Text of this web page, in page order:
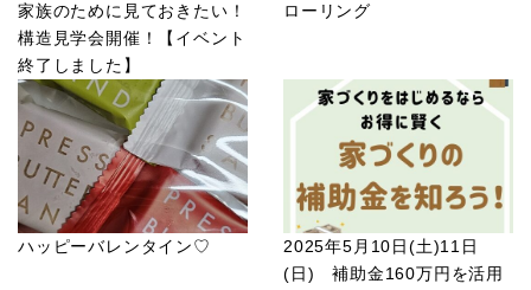
家族のために見ておきたい！
構造見学会開催！【イベント
終了しました】
ローリング
ハッピーバレンタイン♡
2025年5月10日(土)11日
(日) 補助金160万円を活用